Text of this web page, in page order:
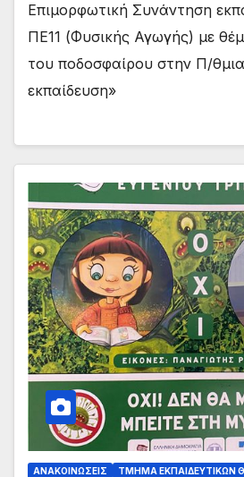
Επιμορφωτική Συνάντηση
ΠΕ11 (Φυσικής Αγωγής) με
του ποδοσφαίρου στην Π/
εκπαίδευση»
ΑΝΑΚΟΙΝΏΣΕΙΣ ΤΜΉΜΑ ΕΚΠΑΙΔΕΥΤΙΚΏΝ